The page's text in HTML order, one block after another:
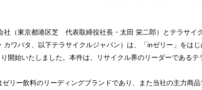
社（東京都港区芝 代表取締役社長・太田 栄二郎）とテラサイ
カワバタ、以下テラサイクルジャパン）は、「inゼリー」をは
開始いたしました。本件は、リサイクル界のリーダーである
ゼリー飲料のリーディングブランドであり、また当社の主力商